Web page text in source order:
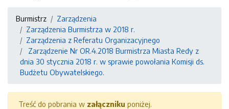
Burmistrz
Zarządzenia
Zarządzenia Burmistrza w 2018 r.
Zarządzenia z Referatu Organizacyjnego
Zarządzenie Nr OR.4.2018 Burmistrza Miasta Redy z
dnia 30 stycznia 2018 r. w sprawie powołania Komisji ds.
Budżetu Obywatelskiego.
Treść do pobrania w załączniku poniżej.